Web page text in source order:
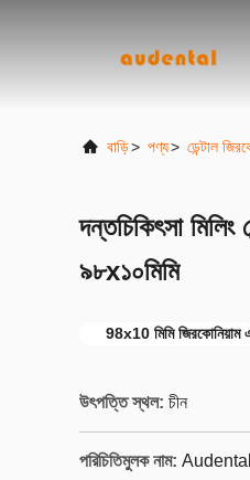
বাড়ি> পণ্য> ডেন্টাল
দন্তচিকিৎসা
৯৮x১০মিমি
98x10 মিমি জিরকোনিয়াম
উৎপত্তি স্থল: চীন
পরিচিতিমুলক নাম: Audental